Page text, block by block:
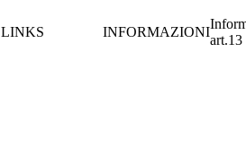
LINKS INFORMAZIONI
art.13